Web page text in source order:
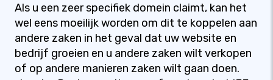
Als u een zeer specifiek domein claimt, kan het
wel eens moeilijk worden om dit te koppelen aan
andere zaken in het geval dat uw website en
bedrijf groeien en u andere zaken wilt verkopen
of op andere manieren zaken wilt gaan doen.